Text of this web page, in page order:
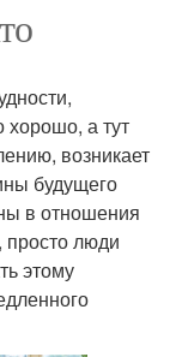
хорошо, а тут
возникает
будущего
в отношения
просто люди
этому